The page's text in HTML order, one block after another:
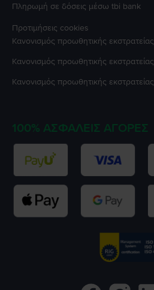
Πληρωμή σε δόσεις μέσω tbi bank
Προτιμήσεις cookies
Κανονισμός προωθητικής εκστρατείας
Κανονισμός προωθητικής εκστρατείας
Κανονισμός προωθητικής εκστρατείας
100% ΑΣΦΑΛΕΊΣ ΑΓΟΡΈΣ